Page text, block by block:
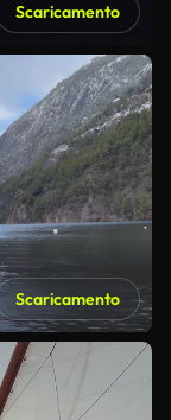
Scaricamento
Scaricamento